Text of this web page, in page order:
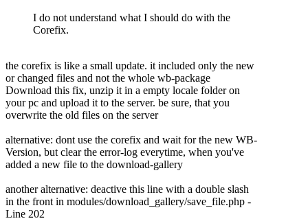
I do not understand what I should do with the
Corefix.
the corefix is like a small update. it included only the new
or changed files and not the whole wb-package
Download this fix, unzip it in a empty locale folder on
your pc and upload it to the server. be sure, that you
overwrite the old files on the server
alternative: dont use the corefix and wait for the new WB-
Version, but clear the error-log everytime, when you've
added a new file to the download-gallery
another alternative: deactive this line with a double slash
in the front in modules/download_gallery/save_file.php -
Line 202